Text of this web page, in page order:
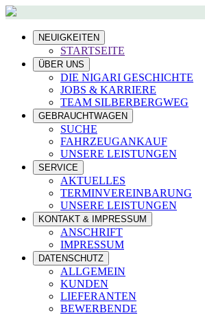
NEUIGKEITEN
STARTSEITE
ÜBER UNS
DIE NIGARI GESCHICHTE
JOBS & KARRIERE
TEAM SILBERBERGWEG
GEBRAUCHTWAGEN
SUCHE
FAHRZEUGANKAUF
UNSERE LEISTUNGEN
SERVICE
AKTUELLES
TERMINVEREINBARUNG
UNSERE LEISTUNGEN
KONTAKT & IMPRESSUM
ANSCHRIFT
IMPRESSUM
DATENSCHUTZ
ALLGEMEIN
KUNDEN
LIEFERANTEN
BEWERBENDE